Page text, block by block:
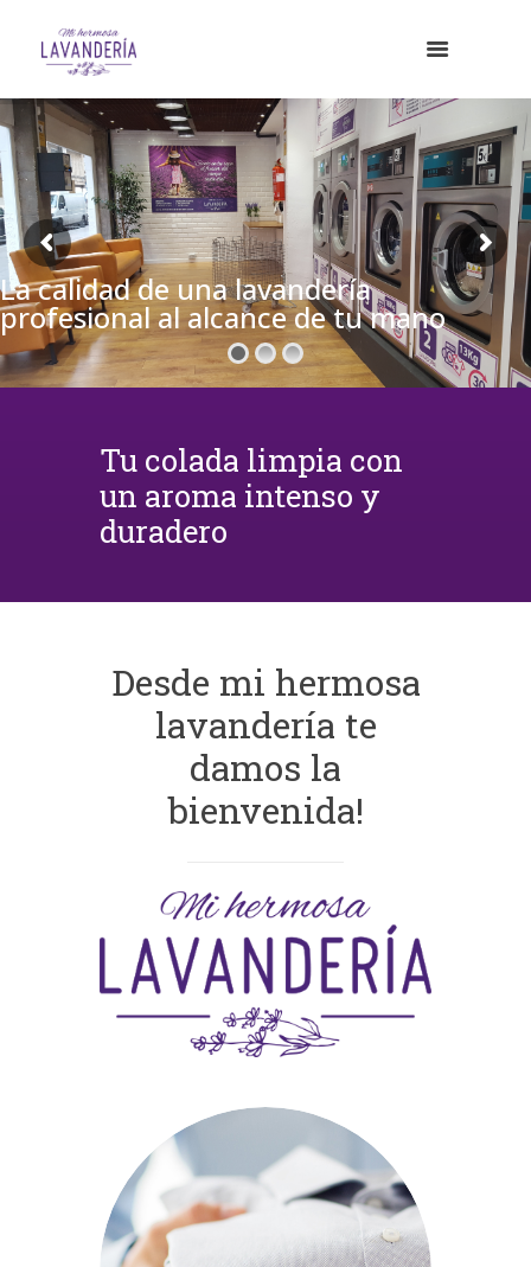
La calidad de una lavandería
profesional al alcance de tu mano
Tu colada limpia con
un aroma intenso y
duradero
Desde mi hermosa
lavandería te
damos la
bienvenida!